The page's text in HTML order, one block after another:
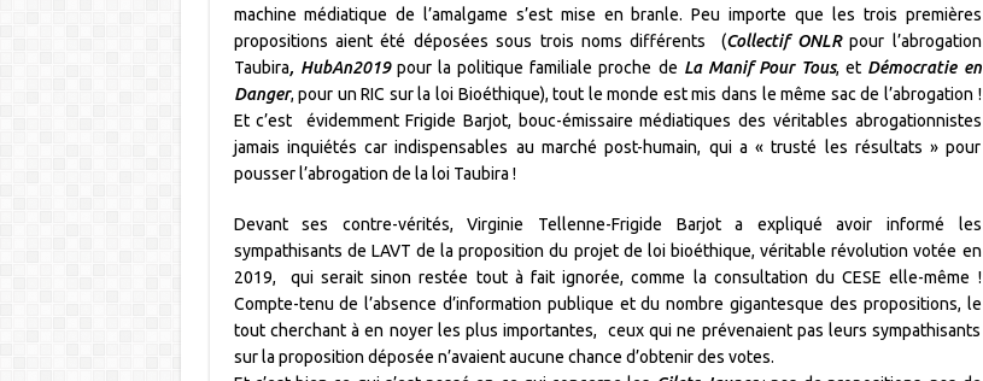
machine médiatique de l’amalgame s’est mise en branle. Peu importe que les trois premières
propositions aient été déposées sous trois noms différents (Collectif ONLRpour l’abrogation
Taubira, HubAn2019pour la politique familiale proche de La Manif Pour Tous, et Démocratie en
Danger, pour un RIC sur la loi Bioéthique), tout le monde est mis dans le même sac de l’abrogation !
Et c’est évidemment Frigide Barjot, bouc-émissaire médiatiques des véritables abrogationnistes
jamais inquiétés car indispensables au marché post-humain, qui a « trusté les résultats » pour
pousser l’abrogation de la loi Taubira !
Devant ses contre-vérités, Virginie Tellenne-Frigide Barjot a expliqué avoir informé les
sympathisants de LAVT de la proposition du projet de loi bioéthique, véritable révolution votée en
2019, qui serait sinon restée tout à fait ignorée, comme la consultation du CESE elle-même !
Compte-tenu de l’absence d’information publique et du nombre gigantesque des propositions, le
tout cherchant à en noyer les plus importantes, ceux qui ne prévenaient pas leurs sympathisants
sur la proposition déposée n’avaient aucune chance d’obtenir des votes.